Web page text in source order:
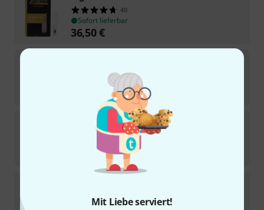
Mit Liebe serviert!
40
Sofort lieferbar
36,50€
24
Sofort lieferbar
American Cut Alto Sax 2.5
39
Sofort lieferbar
€
Sofort lieferbar